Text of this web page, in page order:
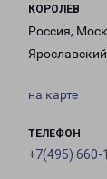
КОРОЛЕВ
Россия,
на карте
ТЕЛЕФОН
+7(495) 660-